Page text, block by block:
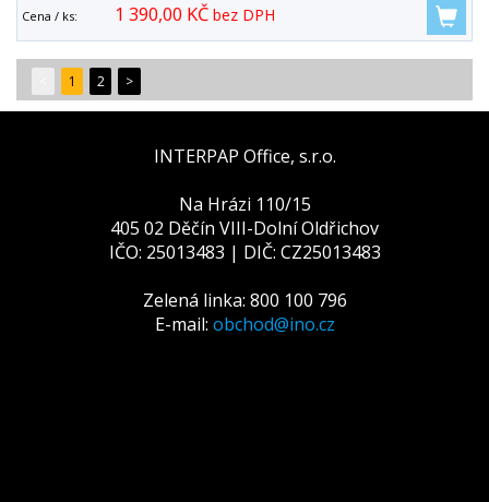
Cena / ks: 1 390,00 KČ bez DPH
1 2 >
INTERPAP Office, s.r.o.
Na Hrázi 110/15
405 02 Děčín VIII-Dolní Oldřichov
IČO: 25013483 | DIČ: CZ25013483
Zelená linka: 800 100 796
E-mail: obchod@ino.cz